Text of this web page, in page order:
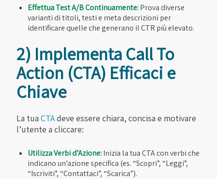
Effettua Test A/B Continuamente:Prova diverse
varianti di titoli, testi e meta descrizioni per
identificare quelle che generano il CTR più elevato.
2) Implementa Call To
Action (CTA) Efficaci e
Chiave
La tua CTAdeve essere chiara, concisa e motivare
l’utente a cliccare:
Utilizza Verbi d’Azione:Inizia la tua CTA con verbi che
indicano un’azione specifica (es. “Scopri”, “Leggi”,
“Iscriviti”, “Contattaci”, “Scarica”).